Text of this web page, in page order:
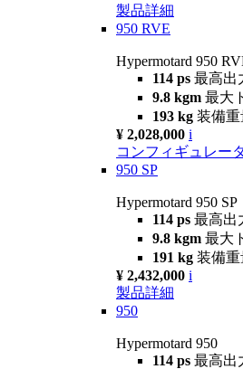
製品詳細
950 RVE
Hypermotard 950
114 ps 最高出
9.8 kgm 最大
193 kg 装備重
¥ 2,028,000 i
コンフィギュレー
950 SP
Hypermotard 950 SP
114 ps 最高出
9.8 kgm 最大
191 kg 装備重
¥ 2,432,000 i
製品詳細
950
Hypermotard 950
114 ps 最高出